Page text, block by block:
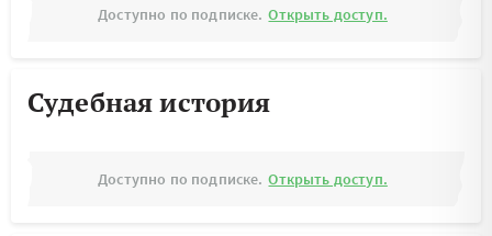
Доступно по подписке. Открыть доступ.
Судебная история
Доступно по подписке. Открыть доступ.